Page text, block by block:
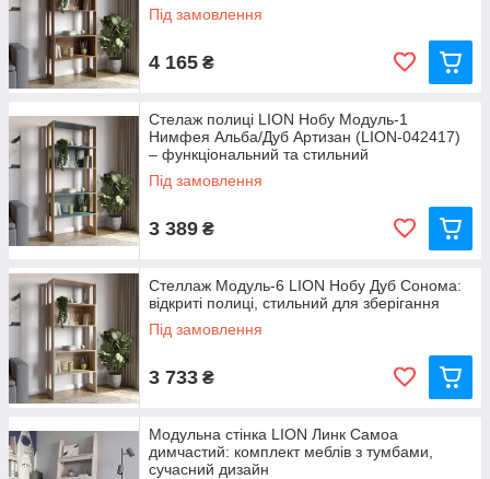
Під замовлення
4 165 ₴
Стелаж полиці LION Нобу Модуль-1
Нимфея Альба/Дуб Артизан (LION-042417)
– функціональний та стильний
Під замовлення
3 389 ₴
Стеллаж Модуль-6 LION Нобу Дуб Сонома:
відкриті полиці, стильний для зберігання
Під замовлення
3 733 ₴
Модульна стінка LION Линк Самоа
димчастий: комплект меблів з тумбами,
сучасний дизайн